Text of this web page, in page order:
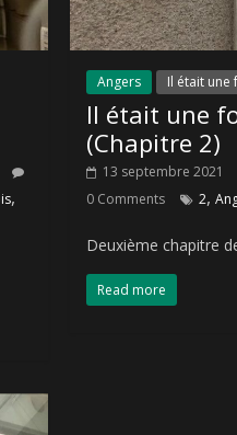
,
Angers Il était une
Il était une
(Chapitre 2)
13 septembre 2021
0 Comments
2,
Deuxième chapitre
Read more